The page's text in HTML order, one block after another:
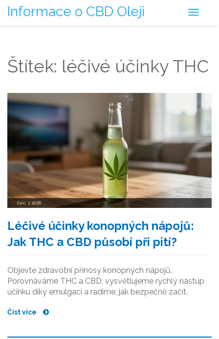
Informace o CBD Oleji
Štítek: léčivé účinky THC
čec, 1 2026
Léčivé účinky konopných nápojů:
Jak THC a CBD působí při pití?
Objevte zdravotní přínosy konopných nápojů.
Porovnáváme THC a CBD, vysvětlujeme rychlý nástup
účinku díky emulgaci a radíme, jak bezpečně začít.
Číst více